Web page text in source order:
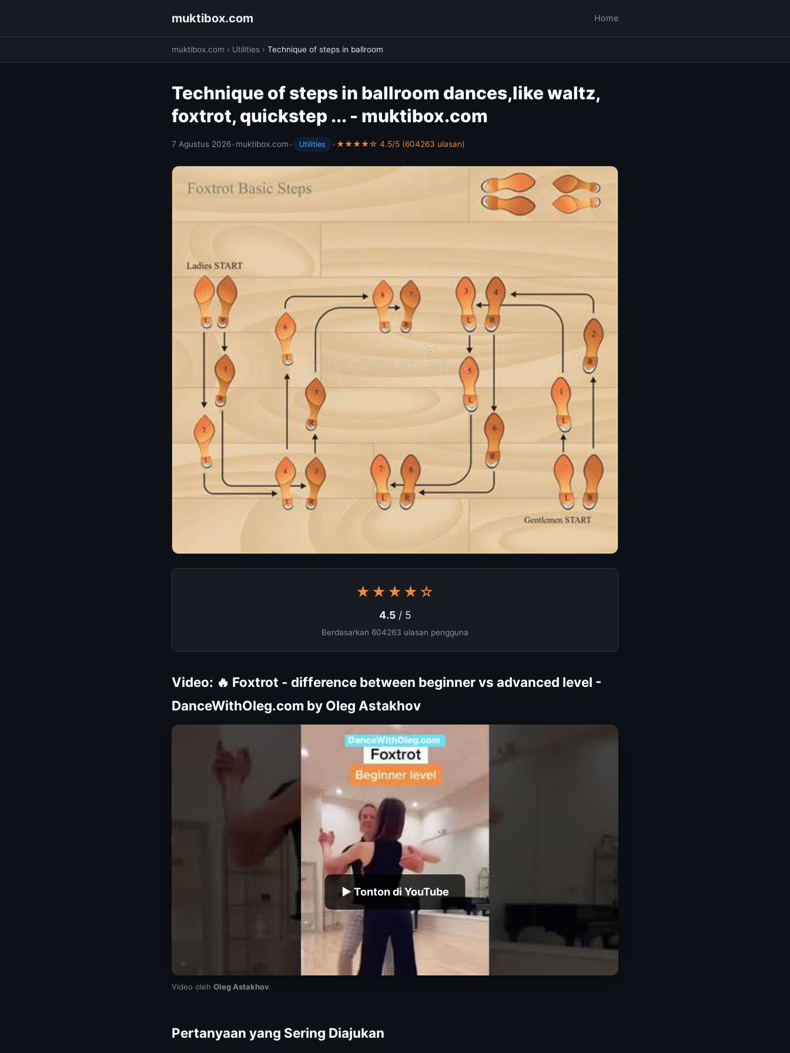
muktibox.com Home
muktibox.com › Utilities › Technique of steps in ballroom
Technique of steps in ballroom dances,like waltz,
foxtrot, quickstep ... - muktibox.com
7 Agustus 2026•muktibox.com• Utilities •★★★★☆ 4.5/5 (604263 ulasan)
★★★★☆
4.5/ 5
Berdasarkan 604263 ulasan pengguna
Video: 🔥 Foxtrot - difference between beginner vs advanced level -
DanceWithOleg.com by Oleg Astakhov
▶ Tonton di YouTube
Video oleh Oleg Astakhov
Pertanyaan yang Sering Diajukan